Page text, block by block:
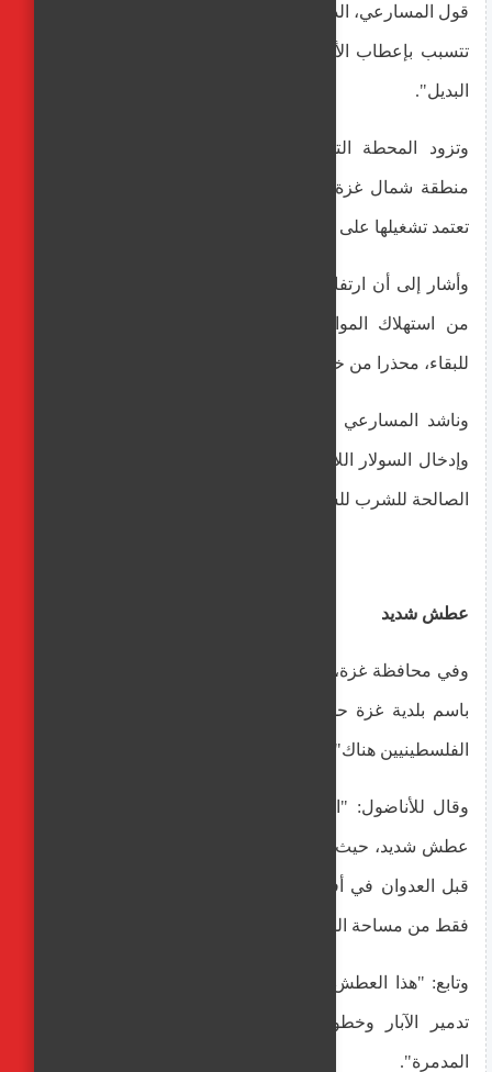
قول المسارعي، الذي أضاف إنه بالعادة يكون "مخلوط بزيوت
تتسبب بإعطاب الأجهزة، لكننا نضطر لاستخدامه لعدم توفر
البديل".
وتزود المحطة التي يعمل بها المسارعي المواطنين في
تعتمد تشغيلها على "السولار"، وفق قوله.
وأشار إلى أن ارتفاع درجات الحرارة في الوقت الحالي يزيد
من استهلاك المواطنين للمياه، وهذا ما تتطلبه أجسادهم
للبقاء، محذرا من خطورة نقصها خلال الأجواء الحارة.
وناشد المسارعي "الجهات المعنية بضرورة التدخل العاجل
وإدخال السولار اللازم لتشغيل محطات التحلية لتوفير المياه
الصالحة للشرب للسكان".
عطش شديد
وفي محافظة غزة، لا يبدو الوضع مختلفا حيث يحذر المتحدث
باسم بلدية غزة حسني مهنا من "حالة عطش شديد تواجه
الفلسطينيين هناك".
وقال للأناضول: "الفلسطينيون بالمحافظة يعانون من حالة
عطش شديد، حيث أن كمية المياه المتوفرة تقدر بربع الكمية
فقط من مساحة المدينة".
وتابع: "هذا العطش نجم عن نقص المياه الحاد جرّاء سياسة
تدمير الآبار وخطوط المياه منذ بداية الحرب الإسرائيلية
المدمرة".